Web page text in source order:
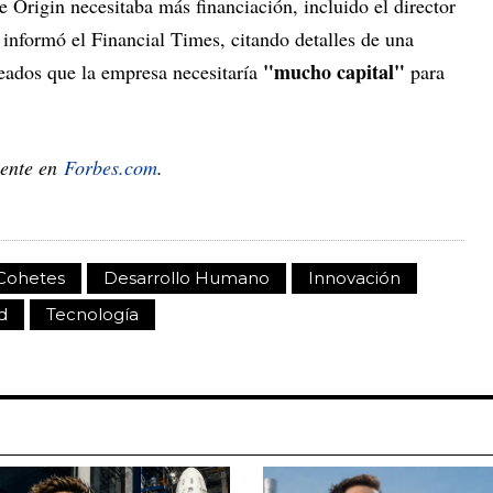
Origin necesitaba más financiación, incluido el director
el Financial Times, citando detalles de una
que la empresa necesitaría "mucho capital" para
en Forbes.com.
Desarrollo Humano
Innovación
Tecnología